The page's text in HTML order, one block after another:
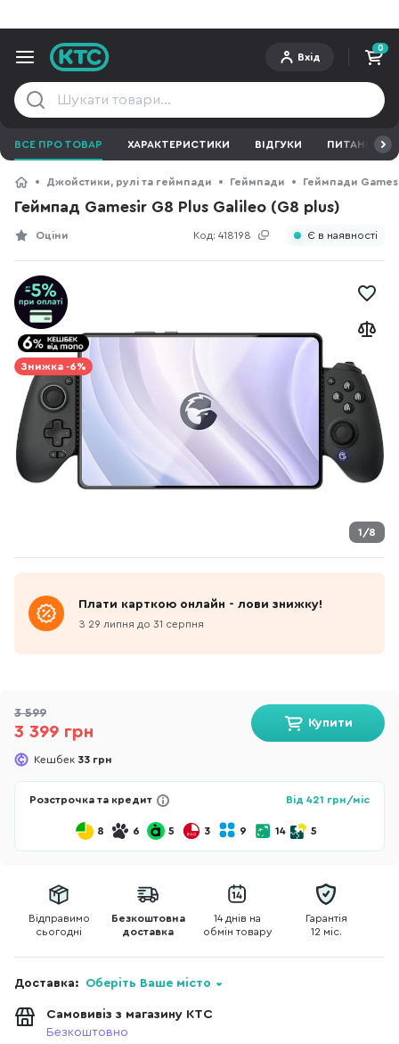
Вхід
0
ВСЕ ПРО ТОВАР ХАРАКТЕРИСТИКИ ВІДГУКИ ПИТАННЯ ТА
Джойстики, рулі та геймпади Геймпади Геймпади
Геймпад Gamesir G8 Plus Galileo (G8 plus)
Код: 418198
Оціни Є в наявності
1/8
Знижка -6%
Плати карткою онлайн - лови знижку!
З 29 липня до 31 серпня
3 599
3 399 грн
Кешбек 33 грн
Купити
Розстрочка та кредит Від 421 грн/міс
8 6 5 3 9 14 5
Відправимо
сьогодні
Безкоштовна
доставка
14 днів на
обмін товару
Гарантія
12 міс.
Доставка: Оберіть Ваше місто
Самовивіз з магазину КТС
Безкоштовно